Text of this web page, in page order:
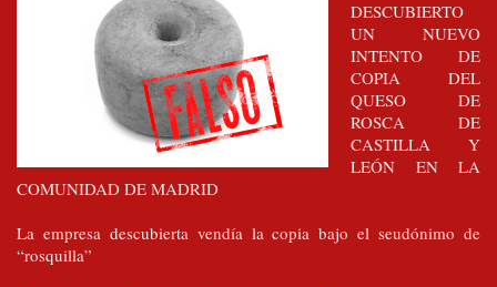
DESCUBIERTO
UN NUEVO
INTENTO DE
COPIA DEL
QUESO DE
ROSCA DE
CASTILLA Y
LEÓN EN LA
COMUNIDAD DE MADRID
La empresa descubierta vendía la copia bajo el seudónimo de
“rosquilla”